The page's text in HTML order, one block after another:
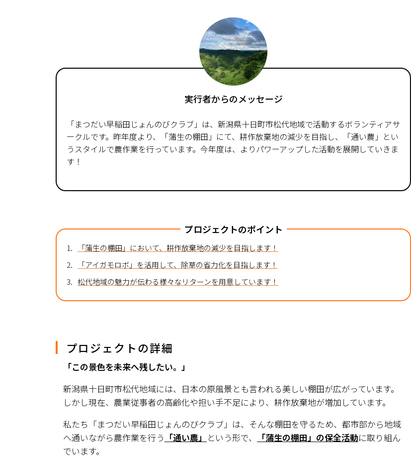
実行者からのメッセージ
「まつだい早稲田じょんのびクラブ」は、新潟県十日町市松代地域で活動するボランティアサ
ークルです。昨年度より、「蒲生の棚田」にて、耕作放棄地の減少を目指し、「通い農」とい
うスタイルで農作業を行っています。今年度は、よりパワーアップした活動を展開していきま
す！
プロジェクトのポイント
1.
「蒲生の棚田」において、耕作放棄地の減少を目指します！
2.
「アイガモロボ」を活用して、除草の省力化を目指します！
3. 松代地域の魅力が伝わる様々なリターンを用意しています！
プロジェクトの詳細
「この景色を未来へ残したい。」
新潟県十日町市松代地域には、日本の原風景とも言われる美しい棚田が広がっています。
しかし現在、農業従事者の高齢化や担い手不足により、耕作放棄地が増加しています。
私たち「まつだい早稲田じょんのびクラブ」は、そんな棚田を守るため、都市部から地域
へ通いながら農作業を行う 「通い農」 という形で、 「蒲生の棚田」の保全活動に取り組ん
でいます。